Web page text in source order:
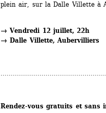
plein air, sur la Dalle Villette à
→ Vendredi 12 juillet, 22h
→ Dalle Villette, Aubervilliers
Rendez-vous gratuits et sans